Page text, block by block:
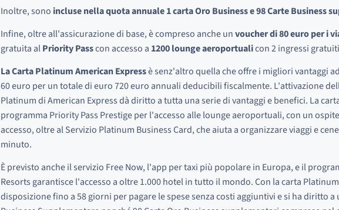
Inoltre, sono incluse nella quota annuale 1 carta Oro Business e 98 Carte Business
Infine, oltre all'assicurazione di base, è compreso anche unvoucher di 80 euro per i
gratuita alPriority Passcon accesso a 1200 lounge aeroportualicon 2 ingressi
La Carta Platinum American Expressè senz'altro quella che offre i migliori vantaggi
60 euro per un totale di euro 720 euro annuali deducibili fiscalmente. L'attivazione
Platinum di American Express dà diritto a tutta una serie di vantaggi e benefici. La
programma Priority Pass Prestige per l'accesso alle lounge aeroportuali, con un
accesso, oltre al Servizio Platinum Business Card, che aiuta a organizzare viaggi e
minuto.
È previsto anche il servizio Free Now, l'app per taxi più popolare in Europa, e il
Resorts garantisce l'accesso a oltre 1.000 hotel in tutto il mondo. Con la carta
disposizione fino a 58 giorni per pagare le spese senza costi aggiuntivi e si ha diritto a